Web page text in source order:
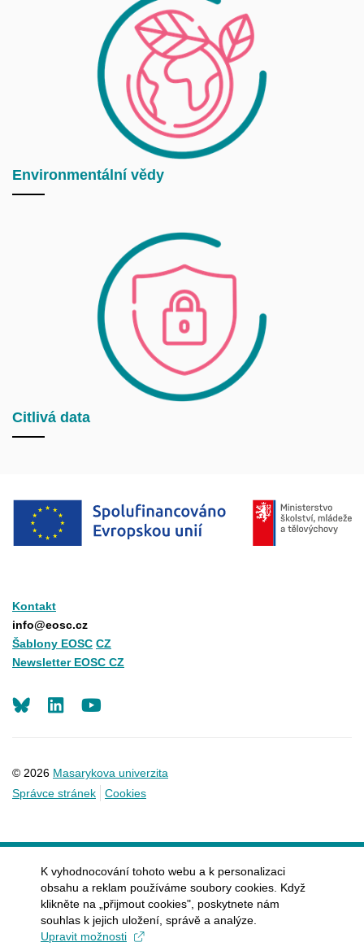
Environmentální vědy
Citlivá data
Kontakt
info@eosc.cz
Šablony EOSC CZ
Newsletter EOSC CZ
© 2026 Masarykova univerzita
Správce stránek
Cookies
LinkedIn
K vyhodnocování tohoto webu a k personalizaci
obsahu a reklam používáme soubory cookies. Když
klikněte na „přijmout cookies", poskytnete nám
souhlas k jejich uložení, správě a analýze.
Upravit možnosti